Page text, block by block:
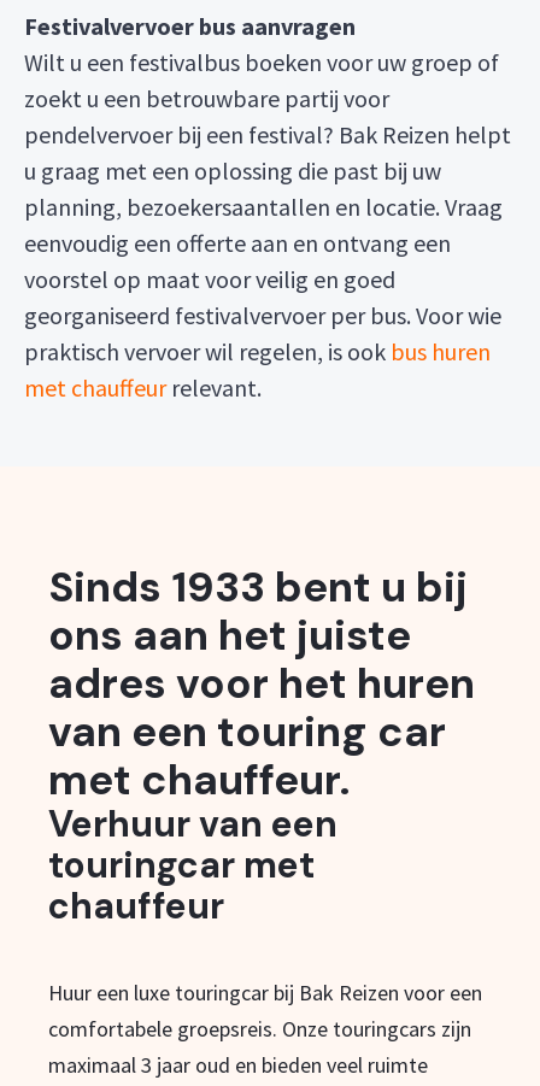
Festivalvervoer bus aanvragen
Wilt u een festivalbus boeken voor uw groep of
zoekt u een betrouwbare partij voor
pendelvervoer bij een festival? Bak Reizen helpt
u graag met een oplossing die past bij uw
planning, bezoekersaantallen en locatie. Vraag
eenvoudig een offerte aan en ontvang een
voorstel op maat voor veilig en goed
georganiseerd festivalvervoer per bus. Voor wie
praktisch vervoer wil regelen, is ook bus huren
met chauffeurrelevant.
Sinds 1933 bent u bij
ons aan het juiste
adres voor het huren
van een touring car
met chauffeur.
Verhuur van een
touringcar met
chauffeur
Huur een luxe touringcar bij Bak Reizen voor een
comfortabele groepsreis. Onze touringcars zijn
maximaal 3 jaar oud en bieden veel ruimte